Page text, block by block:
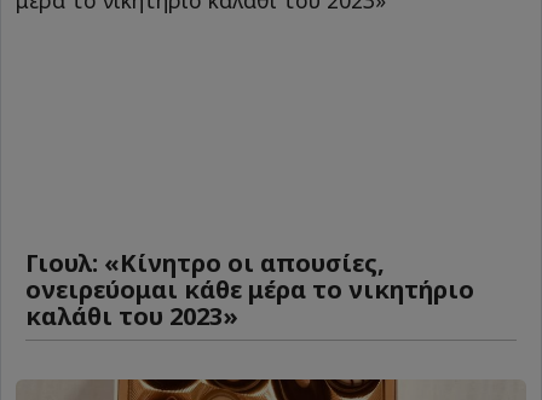
Γιουλ: «Κίνητρο οι απουσίες,
ονειρεύομαι κάθε μέρα το νικητήριο
καλάθι του 2023»